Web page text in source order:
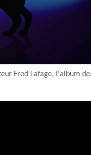
Fred Lafage, l'album